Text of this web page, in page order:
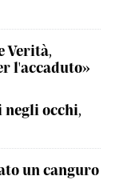
Verità,
l'accaduto»
negli occhi,
un canguro